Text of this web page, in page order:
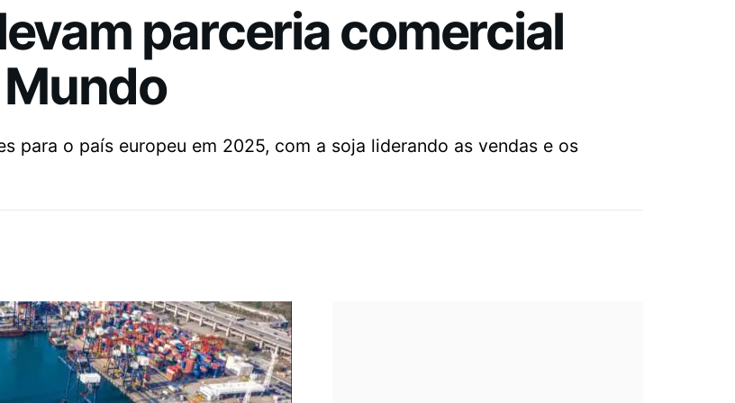
parceria comercial
para o país europeu em 2025, com a soja liderando as vendas e os